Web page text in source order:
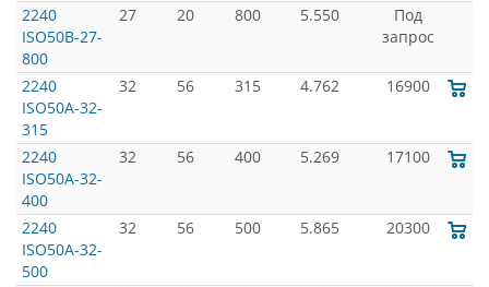
2240
ISO50B-27-
800
27 20 800 5.550
Под
запрос
2240
ISO50A-32-
315
32 56 315 4.762 16900
2240
ISO50A-32-
400
32 56 400 5.269 17100
2240
ISO50A-32-
500
32 56 500 5.865 20300